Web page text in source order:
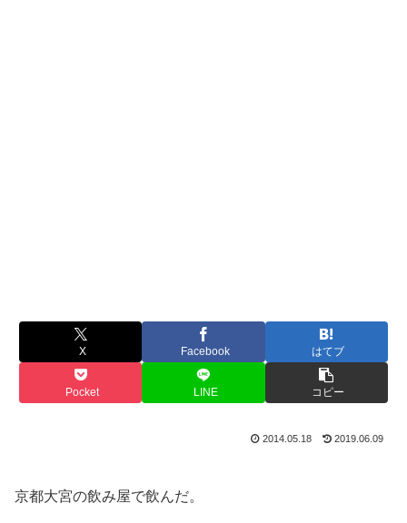
X Facebook はてブ
Pocket LINE コピー
2014.05.18 2019.06.09
京都大宮の飲み屋で飲んだ。